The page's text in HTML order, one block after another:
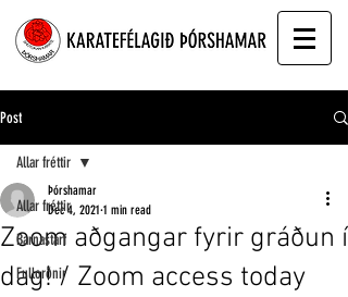
Post
Allar fréttir
Barnastarf
Fullorðnir
Allar fréttir
Zoom aðgangar fyrir gráðun í
dag! / Zoom access today
Þórshamar
Dec 4, 2021 1 min read